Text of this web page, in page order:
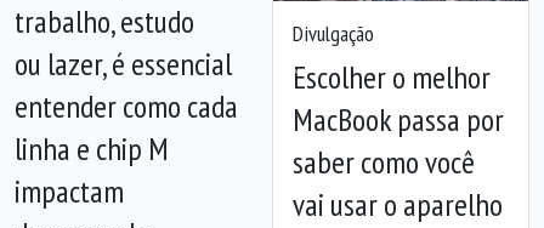
Divulgação
Escolher o melhor
MacBook passa por
saber como você
vai usar o aparelho
Anterior
trabalho, estudo
ou lazer, é essencial
entender como cada
linha e chip M
impactam